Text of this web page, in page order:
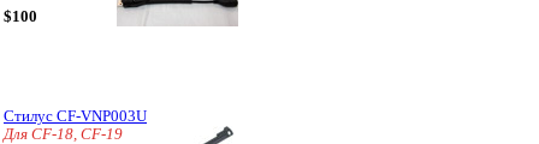
$100
Стилус CF-VNP003U
Для CF-18, CF-19